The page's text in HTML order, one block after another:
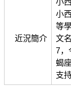
近況簡介
小
等
文
7，
蝎
支